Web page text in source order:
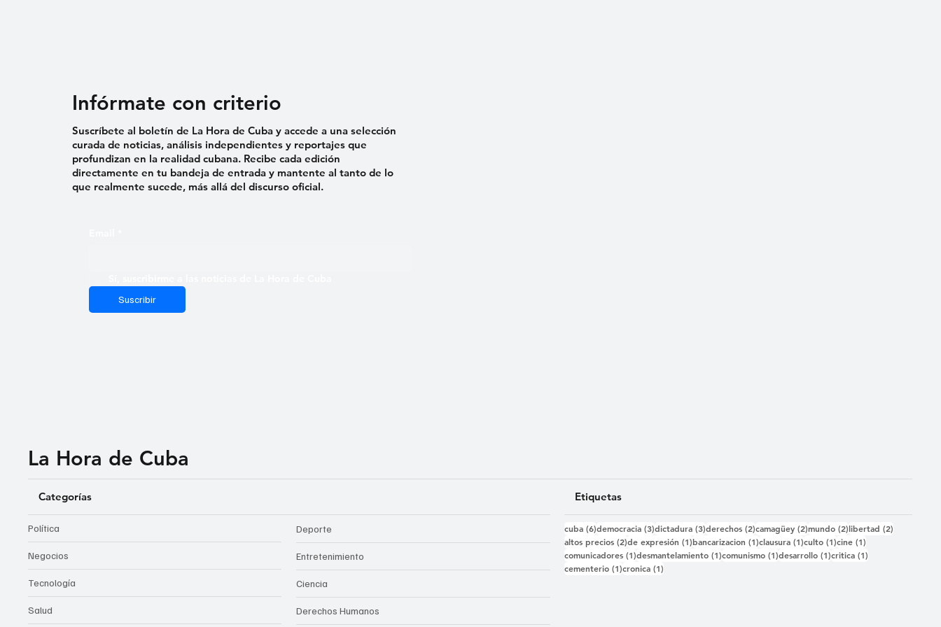
Infórmate con criterio
Suscribir
Suscríbete al boletín de La Hora de Cuba y accede a una selección
curada de noticias, análisis independientes y reportajes que
profundizan en la realidad cubana. Recibe cada edición
directamente en tu bandeja de entrada y mantente al tanto de lo
que realmente sucede, más allá del discurso oficial.
La Hora de Cuba
Categorías
Política
Negocios
Tecnología
Salud
Deporte
Entretenimiento
Ciencia
Derechos Humanos
Etiquetas
cuba (6)6 entradas
democracia (3)3 entradas
dictadura (3)3 entradas
derechos (2)2 entradas
camagüey (2)2 entradas
mundo (2)2 entradas
libertad (2)
altos precios (2)2 entradas
de expresión (1)1 entrada
bancarizacion (1)1 entrada
clausura (1)1 entrada
culto (1)1 entrada
cine (1)
comunicadores (1)1 entrada
desmantelamiento (1)1 entrada
comunismo (1)1 entrada
desarrollo (1)1 entrada
critica (1)
cementerio (1)1 entrada
cronica (1)